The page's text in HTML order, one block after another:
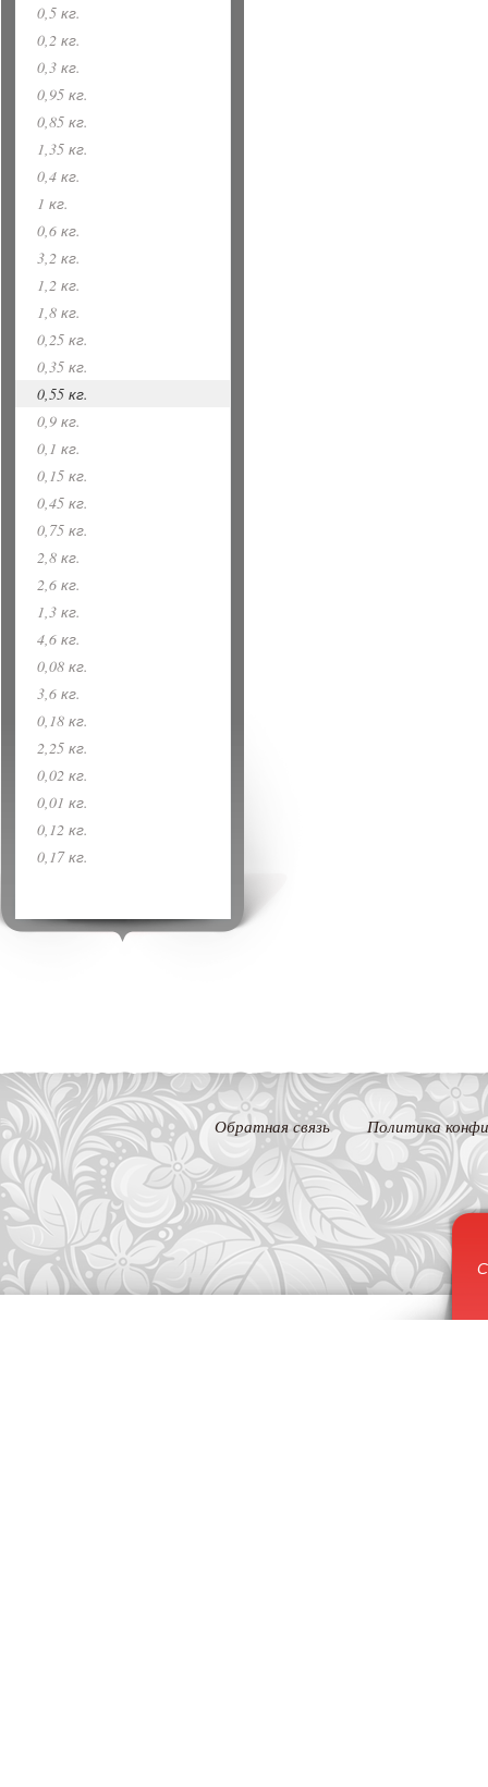
0,5 кг.
0,2 кг.
0,3 кг.
0,95 кг.
0,85 кг.
1,35 кг.
0,4 кг.
1 кг.
0,6 кг.
3,2 кг.
1,2 кг.
1,8 кг.
0,25 кг.
0,35 кг.
0,55 кг.
0,9 кг.
0,1 кг.
0,15 кг.
0,45 кг.
0,75 кг.
2,8 кг.
2,6 кг.
1,3 кг.
4,6 кг.
0,08 кг.
3,6 кг.
0,18 кг.
2,25 кг.
0,02 кг.
0,01 кг.
0,12 кг.
0,17 кг.
Обратная связь Политика